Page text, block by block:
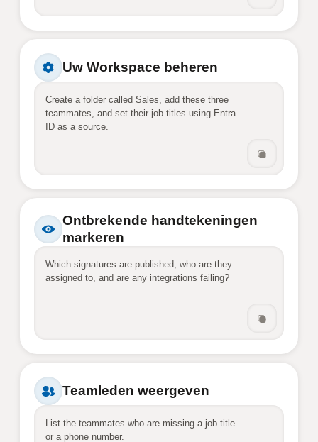
Uw Workspace beheren
Create a folder called Sales, add these three
teammates, and set their job titles using Entra
ID as a source.
Ontbrekende handtekeningen
markeren
Which signatures are published, who are they
assigned to, and are any integrations failing?
Teamleden weergeven
List the teammates who are missing a job title
or a phone number.